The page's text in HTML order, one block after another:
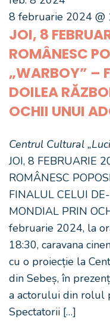
8 februarie 2024 @
JOI, 8
ROMÂNESC
„WARBOY” –
DOILEA
OCHII UNUI
Centrul Cultural
JOI, 8 FEBRUARIE
ROMÂNESC
FINALUL CELUI
MONDIAL PRIN
februarie 2024, la
18:30, caravana
cu o proiecție la
din Sebeș, în
a actorului din rolul
Spectatorii […]